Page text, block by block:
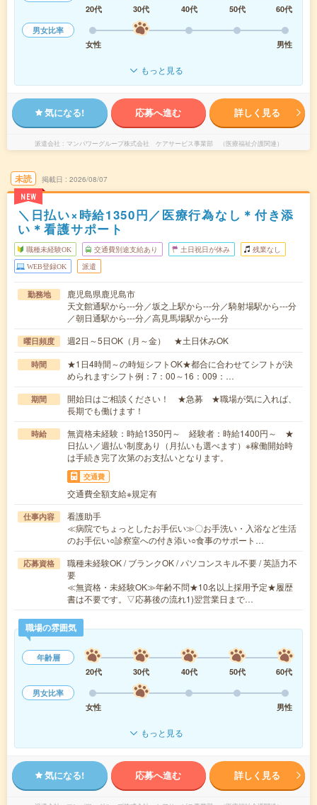
20代
30代 40代 50代
60代
男女比率
女性
男性
もっと見る
気になる! 応募へ進む 詳しく見る
派遣会社 マンパワーグループ株式会社 ケアサービス事業部 （医療福祉介護関連）
未読
NEW
掲載日 2026/08/07
＼日払い×時給1350円／医療行為なし＊付き添
い＊看護サポート
職種未経験OK 交通費別途支給あり 土日祝日が休み 残業なし
WEB登録OK 派遣
勤務地
鹿児島県鹿児島市
天文館通駅から---分／坂之上駅から---分／騎射場駅から---分
／朝日通駅から---分／高見馬場駅から---分
曜日頻度 週2日～5日OK（月～金） ★土日休みOK
時間
★1日4時間～の時短シフトOK★都合に合わせてシフトが決
められますシフト例：7：00～16：009：…
期間
開始日はご相談ください！ ★急募 ★職場が気に入れば、
長期でも働けます！
時給
無資格未経験：時給1350円～ 経験者：時給1400円～ ★
日払い／週払い制度あり（月払いも選べます）※稼働開始時
は手続き完了次第のお支払いとなります。
交通費
交通費全額支給※規定有
仕事内容
看護助手
≪病院でちょっとしたお手伝い≫〇お手洗い・入浴など生活
のお手伝い○診察室への付き添い○食事のサポート…
応募資格
職種未経験OK / ブランクOK / パソコンスキル不要 / 英語力不
要
≪無資格・未経験OK≫年齢不問★10名以上採用予定★履歴
書は不要です。▽応募後の流れ1)翌営業日まで…
職場の雰囲気
年齢層
20代
30代 40代 50代
60代
男女比率
女性
男性
もっと見る
気になる! 応募へ進む 詳しく見る